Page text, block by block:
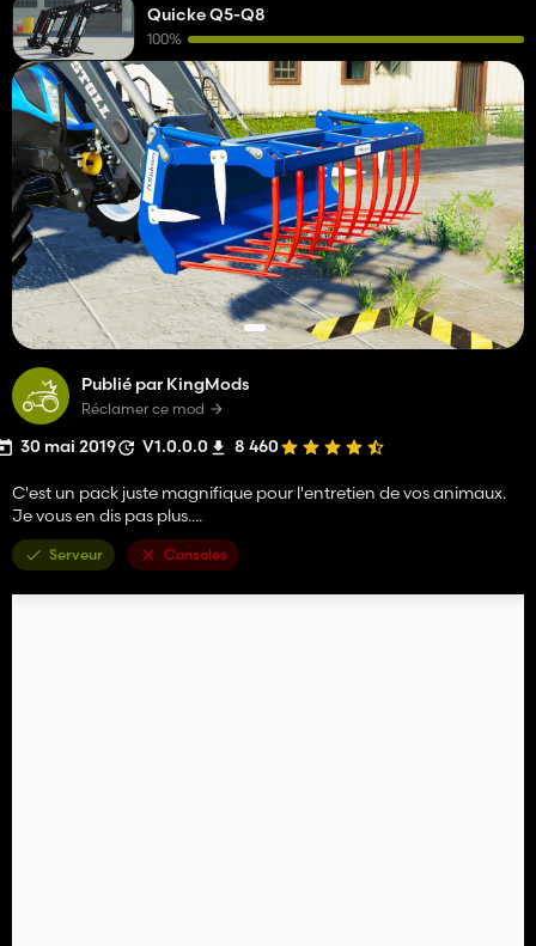
Publié par KingMods
Réclamer ce mod
30 mai 2019 V1.0.0.0 8 460
C'est un pack juste magnifique pour l'entretien de vos animaux.
Je vous en dis pas plus....
Serveur Consoles
Quicke Q5-Q8
100%